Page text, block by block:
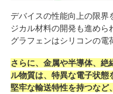
デバイスの性能向上の限界
ジカル材料の開発も進めら
グラフェンはシリコンの電
さらに、金属や半導体、絶
ル物質は、特異な電子状態
堅牢な輸送特性を持つなど